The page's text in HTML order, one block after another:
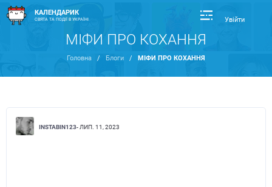
КАЛЕНДАРИК
СВЯТА ТА ПОДІЇ В УКРАЇНІ Увійти
МІФИ ПРО КОХАННЯ
Головна / Блоги / МІФИ ПРО КОХАННЯ
INSTABIN123- ЛИП. 11, 2023